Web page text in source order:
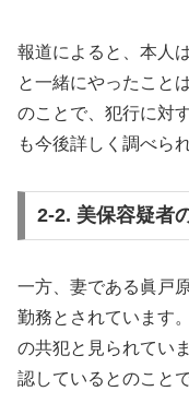
報道によると、本人
と一緒にやったこと
のことで、犯行に対
も今後詳しく調べら
2-2. 美保容疑者
一方、妻である眞戸
勤務とされています
の共犯と見られてい
認しているとのことで